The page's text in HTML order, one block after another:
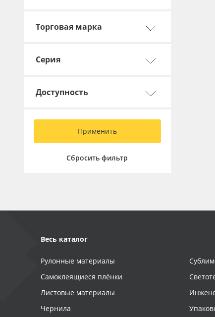
Торговая марка
Серия
Доступность
Применить
Сбросить фильтр
Весь каталог
Рулонные материалы
Самоклеящиеся плёнки
Листовые материалы
Чернила